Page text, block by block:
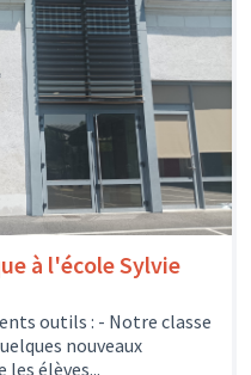
à l'école Sylvie
outils : - Notre classe
nouveaux
élèves...